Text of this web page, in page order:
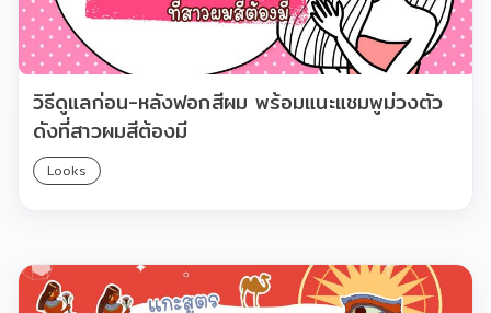
วิธีดูแลก่อน-หลังฟอกสีผม พร้อมแนะแชมพูม่วงตัว
ดังที่สาวผมสีต้องมี
Looks